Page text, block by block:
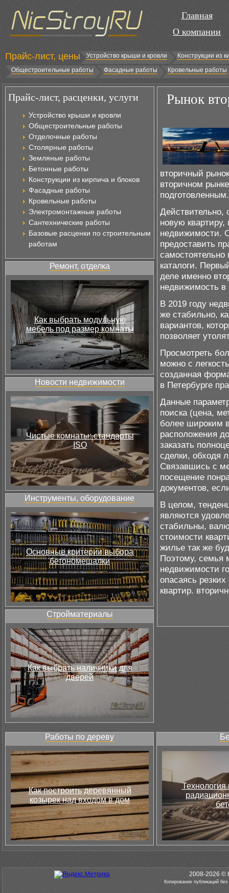
Главная
О компании
Прайс-лист, цены Устройство крыши и кровли
Конструкции из
Общестроительные работы
Фасадные работы Кровельные работы
Прайс-лист, расценки, услуги
Устройство крыши и кровли
Общестроительные работы
Отделочные работы
Столярные работы
Земляные работы
Бетонные работы
Конструкции из кирпича и блоков
Фасадные работы
Кровельные работы
Электромонтажные работы
Сантехнические работы
Базовые расценки по строительным
работам
Ремонт, отделка
Как выбрать модульную
мебель под размер комнаты
Новости недвижимости
Чистые комнаты: стандарты
ISO
Инструменты, оборудование
Основные критерии выбора
бетономешалки
Стройматериалы
Как выбрать наличники для
дверей
Рынок
вторичный
вторичном
подготовленным.
Действительно,
новую
недвижимости.
предоставить
самостоятельно
каталоги.
деле именно
недвижимость в
В 2019 году
же стабильно,
вариантов,
позволяет
Просмотреть
можно с
созданная
в Петербурге
Данные
поиска (цена,
более широким
расположения
заказать
сделки, обходя
Связавшись с
посещение
документов,
В целом,
являются
стабильны,
стоимости
жилье так же
Поэтому, семья
недвижимости
опасаясь
квартир.
Работы по дереву
Как построить деревянный
козырек над входом в дом
Технология
2008-2026 ©
Копирование публикаций